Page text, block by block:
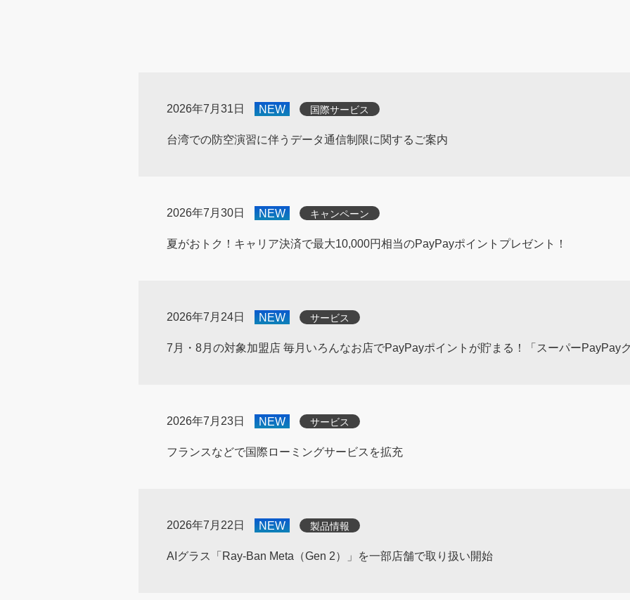
2026年7月31日 NEW 国際サービス
台湾での防空演習に伴うデータ通信制限に関するご案内
2026年7月30日 NEW キャンペーン
夏がおトク！キャリア決済で最大10,000円相当のPayPayポイントプレゼント！
2026年7月24日 NEW サービス
7月・8月の対象加盟店 毎月いろんなお店でPayPayポイントが貯まる！「スーパーPayPayク
2026年7月23日 NEW サービス
フランスなどで国際ローミングサービスを拡充
2026年7月22日 NEW 製品情報
AIグラス「Ray-Ban Meta（Gen 2）」を一部店舗で取り扱い開始